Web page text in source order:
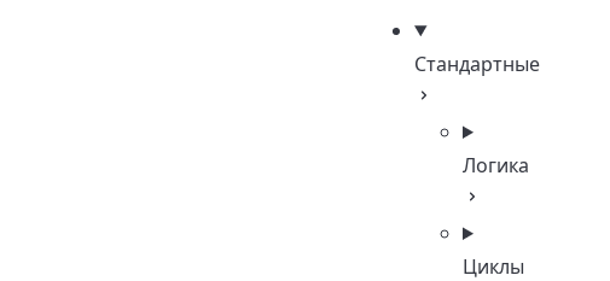
Стандартные
Логика
Циклы